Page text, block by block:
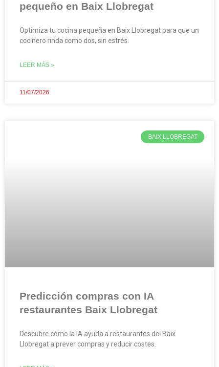
pequeño en Baix Llobregat
Optimiza tu cocina pequeña en Baix Llobregat para que un
cocinero rinda como dos, sin estrés.
LEER MÁS »
11/07/2026
BAIX LLOBREGAT
Predicción compras con IA
restaurantes Baix Llobregat
Descubre cómo la IA ayuda a restaurantes del Baix
Llobregat a prever compras y reducir costes.